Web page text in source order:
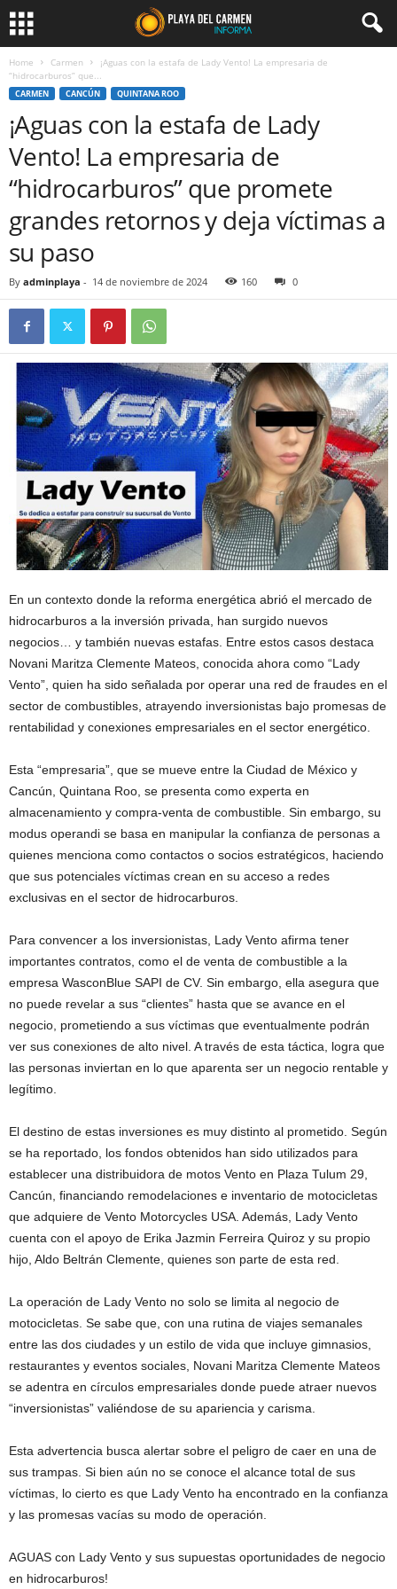
Home Carmen
¡Aguas con la estafa de Lady Vento! La empresaria de
“hidrocarburos” que...
CARMEN CANCÚN QUINTANA ROO
¡Aguas con la estafa de Lady
Vento! La empresaria de
“hidrocarburos” que promete
grandes retornos y deja víctimas a
su paso
By adminplaya - 14 de noviembre de 2024 160 0
En un contexto donde la reforma energética abrió el mercado de
hidrocarburos a la inversión privada, han surgido nuevos
negocios… y también nuevas estafas. Entre estos casos destaca
Novani Maritza Clemente Mateos, conocida ahora como “Lady
Vento”, quien ha sido señalada por operar una red de fraudes en el
sector de combustibles, atrayendo inversionistas bajo promesas de
rentabilidad y conexiones empresariales en el sector energético.
Esta “empresaria”, que se mueve entre la Ciudad de México y
Cancún, Quintana Roo, se presenta como experta en
almacenamiento y compra-venta de combustible. Sin embargo, su
modus operandi se basa en manipular la confianza de personas a
quienes menciona como contactos o socios estratégicos, haciendo
que sus potenciales víctimas crean en su acceso a redes
exclusivas en el sector de hidrocarburos.
Para convencer a los inversionistas, Lady Vento afirma tener
importantes contratos, como el de venta de combustible a la
empresa WasconBlue SAPI de CV. Sin embargo, ella asegura que
no puede revelar a sus “clientes” hasta que se avance en el
negocio, prometiendo a sus víctimas que eventualmente podrán
ver sus conexiones de alto nivel. A través de esta táctica, logra que
las personas inviertan en lo que aparenta ser un negocio rentable y
legítimo.
El destino de estas inversiones es muy distinto al prometido. Según
se ha reportado, los fondos obtenidos han sido utilizados para
establecer una distribuidora de motos Vento en Plaza Tulum 29,
Cancún, financiando remodelaciones e inventario de motocicletas
que adquiere de Vento Motorcycles USA. Además, Lady Vento
cuenta con el apoyo de Erika Jazmin Ferreira Quiroz y su propio
hijo, Aldo Beltrán Clemente, quienes son parte de esta red.
La operación de Lady Vento no solo se limita al negocio de
motocicletas. Se sabe que, con una rutina de viajes semanales
entre las dos ciudades y un estilo de vida que incluye gimnasios,
restaurantes y eventos sociales, Novani Maritza Clemente Mateos
se adentra en círculos empresariales donde puede atraer nuevos
“inversionistas” valiéndose de su apariencia y carisma.
Esta advertencia busca alertar sobre el peligro de caer en una de
sus trampas. Si bien aún no se conoce el alcance total de sus
víctimas, lo cierto es que Lady Vento ha encontrado en la confianza
y las promesas vacías su modo de operación.
AGUAS con Lady Vento y sus supuestas oportunidades de negocio
en hidrocarburos!